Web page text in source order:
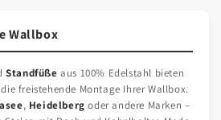
Wallbox
Standfüße aus 100% Edelstahl bieten
freistehende Montage Ihrer Wallbox.
, Heidelberg oder andere Marken –